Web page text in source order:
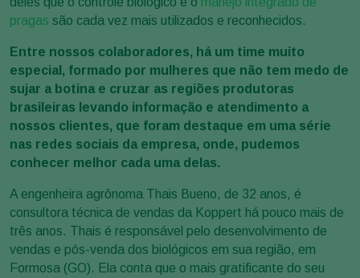
pragas são cada vez mais utilizados e reconhecidos.
Entre nossos colaboradores, há um time muito
especial, formado por mulheres que não tem medo de
sujar a botina e cruzar as regiões produtoras
brasileiras levando informação e atendimento a
nossos clientes, que foram destaque em uma série
nas redes sociais da empresa, onde, pudemos
conhecer melhor cada uma delas.
A engenheira agrônoma Thais Bueno, de 32 anos, é
consultora técnica de vendas da Koppert há pouco mais de
três anos. Thais é responsável pelo desenvolvimento de
vendas e pós-venda dos biológicos em sua região, em
Formosa (GO). Ela conta que o mais gratificante do seu